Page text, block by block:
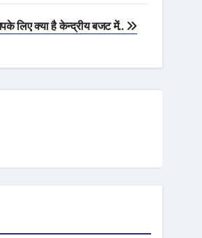
लिए क्या है केन्द्रीय बजट में..